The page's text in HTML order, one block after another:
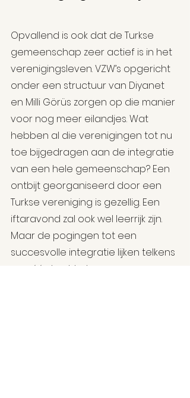
Opvallend is ook dat de Turkse
gemeenschap zeer actief is in het
verenigingsleven. VZW’s opgericht
onder een structuur van Diyanet
en Milli Görüs zorgen op die manier
voor nog meer eilandjes. Wat
hebben al die verenigingen tot nu
toe bijgedragen aan de integratie
van een hele gemeenschap? Een
ontbijt georganiseerd door een
Turkse vereniging is gezellig. Een
iftaravond zal ook wel leerrijk zijn.
Maar de pogingen tot een
succesvolle integratie lijken telkens
van één kant te komen.